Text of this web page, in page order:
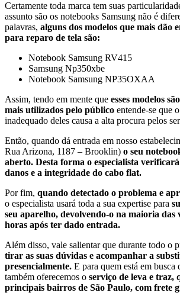
Certamente toda marca tem suas
assunto são os notebooks Samsung não é
palavras, alguns dos modelos que mais dão
para reparo de tela são:
Notebook Samsung RV415
Samsung Np350xbe
Notebook Samsung NP35OXAA
Assim, tendo em mente que esses modelos
mais utilizados pelo público entende-se que
inadequado deles causa a alta procura pelos
Então, quando dá entrada em nosso
Rua Arizona, 1187 – Brooklin) o seu
aberto. Desta forma o especialista verificará
danos e a integridade do cabo flat.
Por fim, quando detectado o problema e
o especialista usará toda a sua expertise para
seu aparelho, devolvendo-o na maioria das
horas após ter dado entrada.
Além disso, vale salientar que durante todo o
tirar as suas dúvidas e acompanhar a
presencialmente. E para quem está em
também oferecemos o serviço de leva e traz,
principais bairros de São Paulo, com frete